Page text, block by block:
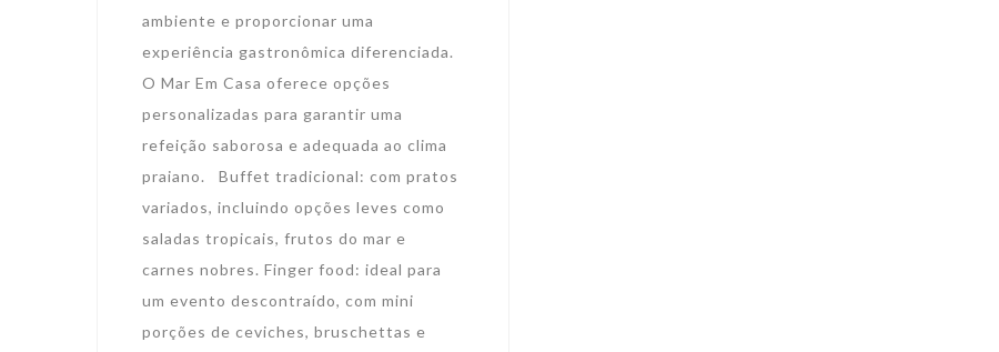
ambiente e proporcionar uma
experiência gastronômica diferenciada.
O Mar Em Casa oferece opções
personalizadas para garantir uma
refeição saborosa e adequada ao clima
praiano. Buffet tradicional: com pratos
variados, incluindo opções leves como
saladas tropicais, frutos do mar e
carnes nobres. Finger food: ideal para
um evento descontraído, com mini
porções de ceviches, bruschettas e